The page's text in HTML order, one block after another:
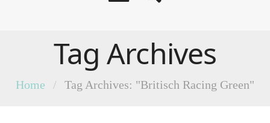
Tag Archives
Home / Tag Archives: "Britisch Racing Green"